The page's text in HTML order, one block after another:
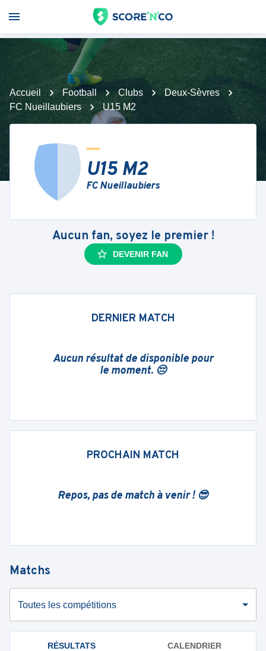
Accueil Football Clubs
Deux-Sèvres
FC Nueillaubiers
U15 M2
U15 M2
FC Nueillaubiers
Aucun fan, soyez le premier !
DEVENIR FAN
DERNIER MATCH
Aucun résultat de disponible pour
le moment. 😔
PROCHAIN MATCH
Repos, pas de match à venir ! 😎
Matchs
Toutes les compétitions
RÉSULTATS CALENDRIER